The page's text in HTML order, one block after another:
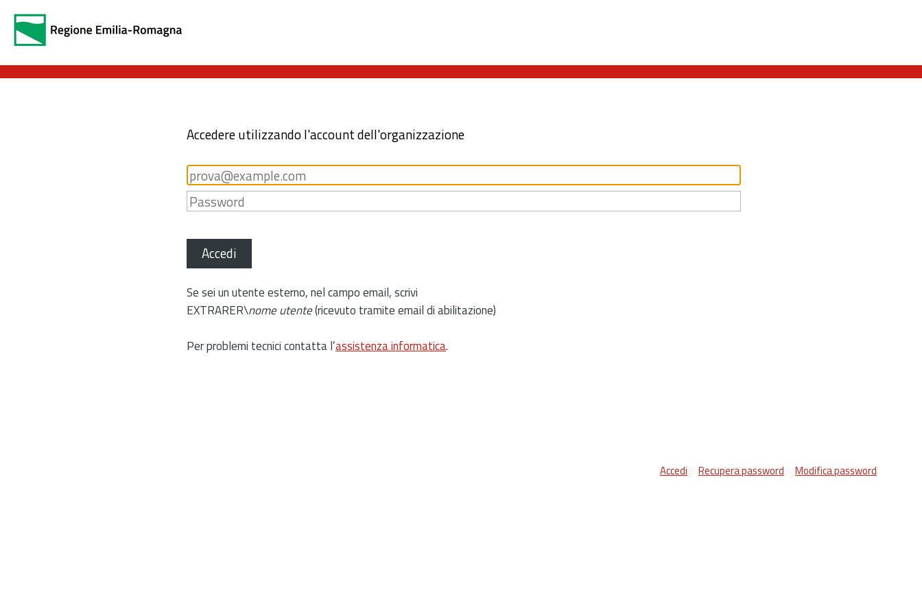
Accedere utilizzando l'account dell'organizzazione
Accedi
Se sei un utente esterno, nel campo email, scrivi
EXTRARER\nome utente(ricevuto tramite email di abilitazione)
Per problemi tecnici contatta l’assistenza informatica.
Accedi Recupera password Modifica password